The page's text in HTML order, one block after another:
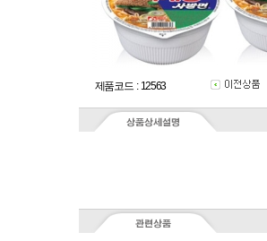
제품코드 : 12563